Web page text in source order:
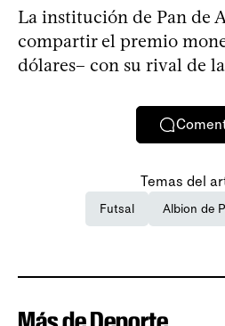
La institución de Pan de
compartir el premio
dólares– con su rival de
Temas del
Futsal Albion de